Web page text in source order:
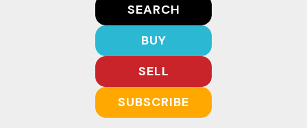
SEARCH
BUY
SELL
SUBSCRIBE